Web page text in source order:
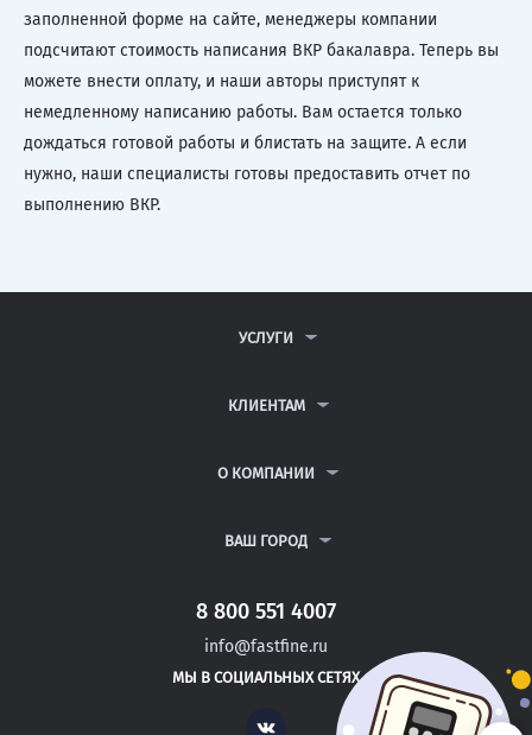
заполненной форме на сайте, менеджеры компании
подсчитают стоимость написания ВКР бакалавра. Теперь вы
можете внести оплату, и наши авторы приступят к
немедленному написанию работы. Вам остается только
дождаться готовой работы и блистать на защите. А если
нужно, наши специалисты готовы предоставить отчет по
выполнению ВКР.
УСЛУГИ
ДИПЛОМНЫЕ РАБОТЫ
РЕФЕРАТЫ
КЛИЕНТАМ
ВОПРОСЫ И ОТВЕТЫ
ПОЛИТИКА КОНФИДЕНЦИАЛЬНОСТИ
О КОМПАНИИ
КОНТАКТЫ
ВАШ ГОРОД
САНКТ-ПЕТЕРБУРГ
МИРНЫЙ
ОКТЯБРЬСКИЙ
8 800 551 4007
info@fastfine.ru
МЫ В СОЦИАЛЬНЫХ СЕТЯХ